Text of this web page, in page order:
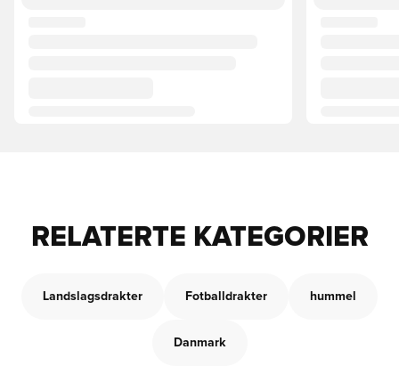
RELATERTE KATEGORIER
Landslagsdrakter Fotballdrakter hummel
Danmark